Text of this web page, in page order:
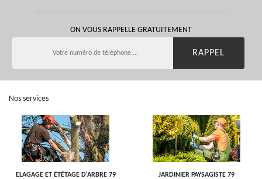
ON VOUS RAPPELLE GRATUITEMENT
Nos services
ELAGAGE ET ÉTÊTAGE D'ARBRE 79 JARDINIER PAYSAGISTE 79